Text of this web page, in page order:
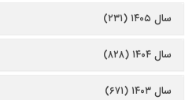
سال ۱۴۰۵ (۲۳۱)
سال ۱۴۰۴ (۸۲۸)
سال ۱۴۰۳ (۶۷۱)